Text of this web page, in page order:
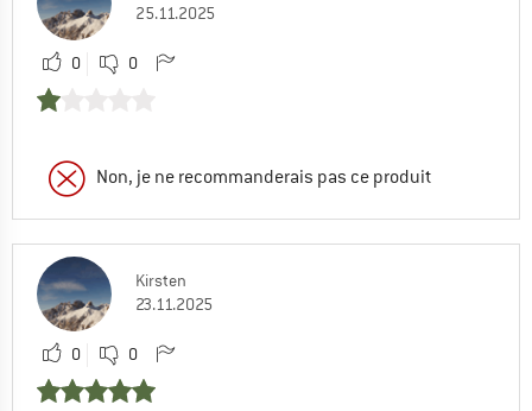
25.11.2025
0 0
Non, je ne recommanderais pas ce produit
Kirsten
23.11.2025
0 0